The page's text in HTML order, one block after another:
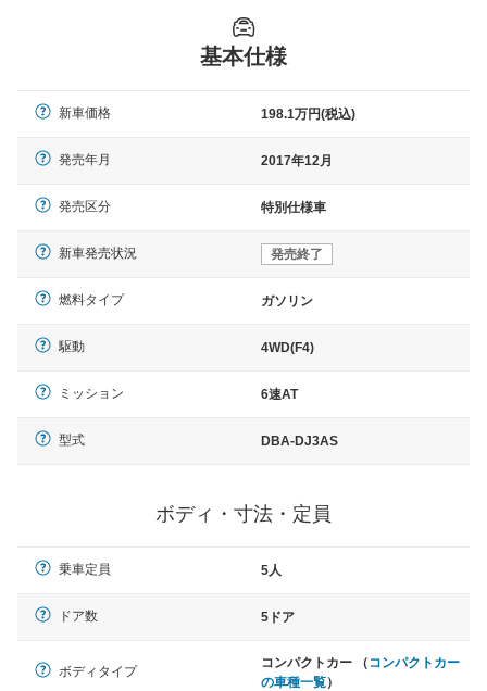
基本仕様
新車価格 198.1万円(税込)
発売年月 2017年12月
発売区分 特別仕様車
新車発売状況 発売終了
燃料タイプ ガソリン
駆動 4WD(F4)
ミッション 6速AT
型式 DBA-DJ3AS
ボディ・寸法・定員
乗車定員 5人
ドア数 5ドア
ボディタイプ
コンパクトカー （コンパクトカー
の車種一覧）